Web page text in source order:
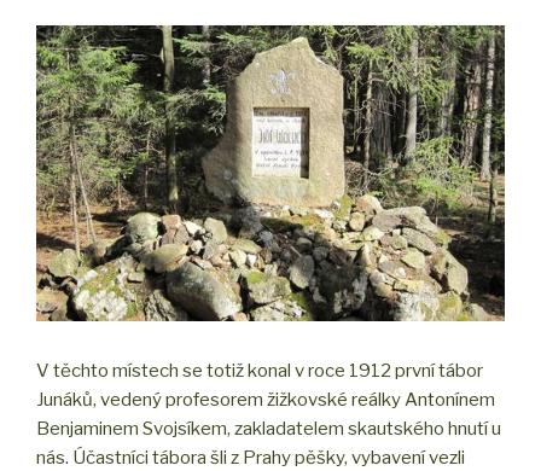
V těchto místech se totiž konal v roce 1912 první tábor
Junáků, vedený profesorem žižkovské reálky Antonínem
Benjaminem Svojsíkem, zakladatelem skautského hnutí u
nás. Účastníci tábora šli z Prahy pěšky, vybavení vezli